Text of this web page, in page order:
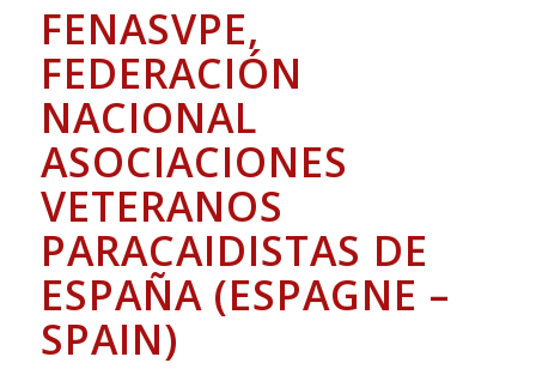
FENASVPE,
FEDERACIÓN
NACIONAL
ASOCIACIONES
VETERANOS
PARACAIDISTAS DE
ESPAÑA (ESPAGNE –
SPAIN)